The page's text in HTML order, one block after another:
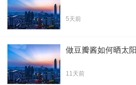
5天前
做豆瓣酱如何晒太阳
11天前